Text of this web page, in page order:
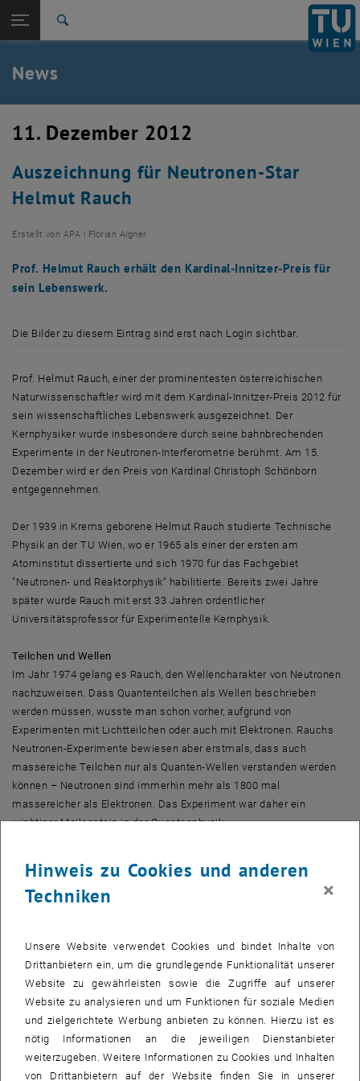
TU Login
Quicklinks
Quicklinks-Menü umschalten
Studium
Zurück: Subseiten von Aktuelles auflisten
Zurück zur letzten Ebene:
Aktuelles
News
News
11. Dezember 2012
Auszeichnung für Neutronen-Star
Helmut Rauch
Erstellt von APA | Florian Aigner
Prof. Helmut Rauch erhält den Kardinal-Innitzer-Preis für
sein Lebenswerk.
Die Bilder zu diesem Eintrag sind erst nach Login sichtbar.
Prof. Helmut Rauch, einer der prominentesten österreichischen
Naturwissenschaftler wird mit dem Kardinal-Innitzer-Preis 2012 für
sein wissenschaftliches Lebenswerk ausgezeichnet. Der
Kernphysiker wurde insbesondere durch seine bahnbrechenden
Experimente in der Neutronen-Interferometrie berühmt. Am 15.
Dezember wird er den Preis von Kardinal Christoph Schönborn
entgegennehmen.
Der 1939 in Krems geborene Helmut Rauch studierte Technische
Physik an der TU Wien, wo er 1965 als einer der ersten am
Atominstitut dissertierte und sich 1970 für das Fachgebiet
"Neutronen- und Reaktorphysik" habilitierte. Bereits zwei Jahre
später wurde Rauch mit erst 33 Jahren ordentlicher
Universitätsprofessor für Experimentelle Kernphysik.
Teilchen und Wellen
Im Jahr 1974 gelang es Rauch, den Wellencharakter von Neutronen
nachzuweisen. Dass Quantenteilchen als Wellen beschrieben
werden müssen, wusste man schon vorher, aufgrund von
Experimenten mit Lichtteilchen oder auch mit Elektronen. Rauchs
Neutronen-Experimente bewiesen aber erstmals, dass auch
massereiche Teilchen nur als Quanten-Wellen verstanden werden
können – Neutronen sind immerhin mehr als 1800 mal
massereicher als Elektronen. Das Experiment war daher ein
wichtiger Meilenstein in der Quantenphysik.
Wichtiger österreichischer Forschungspreis
Der nach Kardinal Theodor Innitzer benannte Wissenschaftspreis ist
eine der angesehensten Auszeichnungen dieser Art in Österreich. Er
Wissenschaftsministerium, mehreren Bundesländern, sowie von
Banken, Versicherungen und der Wirtschaftskammer unterstützt.
Für Helmut Rauch ist es ein weiterer Preis in einer langen Liste
wichtiger Würdigungen. Zu Rauchs Auszeichnungen zählt u.a. der
Ludwig-Wittgenstein-Preis (2006).
Hinweis zu Cookies und anderen
Techniken
×
Unsere Website verwendet Cookies und bindet Inhalte von
Drittanbietern ein, um die grundlegende Funktionalität unserer
Website zu gewährleisten sowie die Zugriffe auf unserer
Website zu analysieren und um Funktionen für soziale Medien
und zielgerichtete Werbung anbieten zu können. Hierzu ist es
nötig Informationen an die jeweiligen Dienstanbieter
weiterzugeben. Weitere Informationen zu Cookies und Inhalten
von Drittanbietern auf der Website finden Sie in unserer